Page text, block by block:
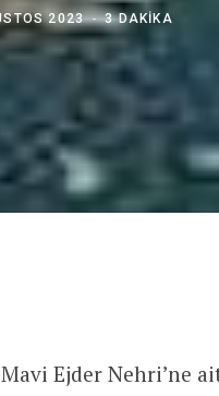
2023 3 DAKIKA
Ejder Nehri’ne